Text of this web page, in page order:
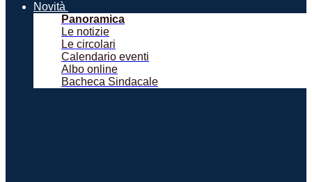
Novità
Panoramica
Le notizie
Le circolari
Calendario eventi
Albo online
Bacheca Sindacale